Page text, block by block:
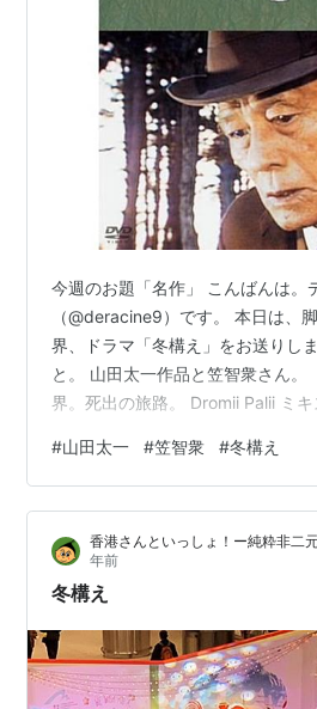
今週のお題「名作」 こんばんは。
（@deracine9）です。 本日は、
界、ドラマ「冬構え」をお送りし
と。 山田太一作品と笠智衆さん。
界。死出の旅路。 Dromii Palii ミ
き。 老いの哀しみ。 再び笠智衆さ
き。 笠智衆さんのこと。 笠智衆
郎監督の作品で有名です。 大部屋
作品のほとんどに出演されている
語」「晩春」「麦秋」「秋刀魚の
描いた小津作品の象徴…
#山田太一 #笠智衆 #冬構え
香港さんといっしょ！ー純粋非二
年前
冬構え